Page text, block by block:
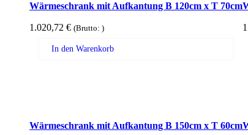
Wärmeschrank mit Aufkantung B 120cm x T 70cm
1.020,72 € (Brutto: )
In den Warenkorb
Wärmeschrank mit Aufkantung B 150cm x T 60cm